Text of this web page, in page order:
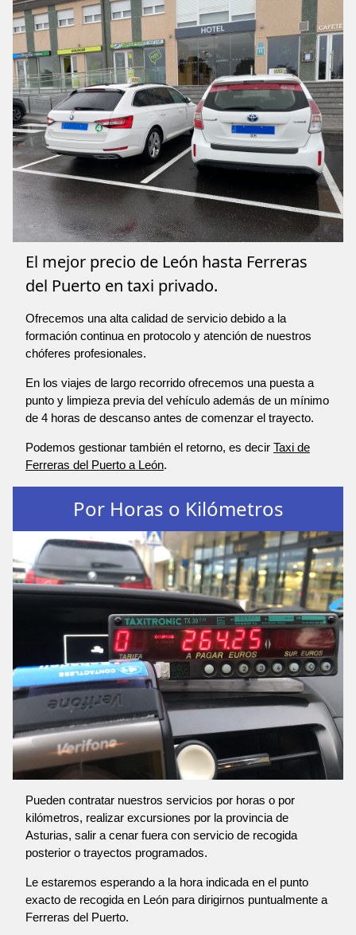
El mejor precio de León hasta Ferreras
del Puerto en taxi privado.
Ofrecemos una alta calidad de servicio debido a la
formación continua en protocolo y atención de nuestros
chóferes profesionales.
En los viajes de largo recorrido ofrecemos una puesta a
punto y limpieza previa del vehículo además de un mínimo
de 4 horas de descanso antes de comenzar el trayecto.
Podemos gestionar también el retorno, es decir Taxi de
Ferreras del Puerto a León.
Por Horas o Kilómetros
Pueden contratar nuestros servicios por horas o por
kilómetros, realizar excursiones por la provincia de
Asturias, salir a cenar fuera con servicio de recogida
posterior o trayectos programados.
Le estaremos esperando a la hora indicada en el punto
exacto de recogida en León para dirigirnos puntualmente a
Ferreras del Puerto.